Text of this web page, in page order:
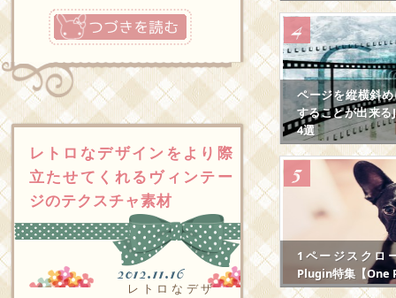
つづきを読む
レトロなデザインをより際
立たせてくれるヴィンテー
ジのテクスチャ素材
2012.11.16
レトロなデザ
ページを縦横斜
することが出来
4選
1ページスクロ
Plugin特集【One